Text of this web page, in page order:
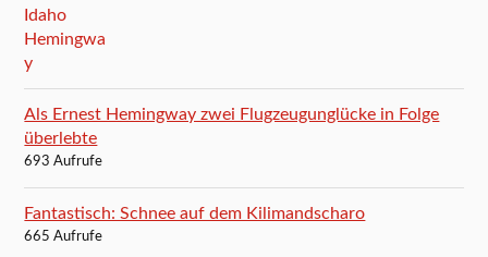
Als Ernest Hemingway zwei Flugzeugunglücke in Folge
überlebte
693 Aufrufe
Fantastisch: Schnee auf dem Kilimandscharo
665 Aufrufe